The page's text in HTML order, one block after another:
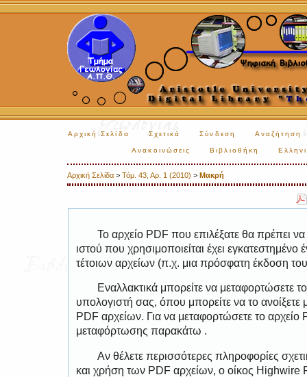
Αρχική Σελίδα Σχετικά Σύνδεση Αναζήτηση
Ανακοινώσεις Βιβλιοθήκη
Αρχική Σελίδα > Τόμ. 43, Αρ. 1 (2010) > Μακρή
Το αρχείο PDF που επιλέξατε θα πρέπει
ιστού που χρησιμοποιείται έχει
τέτοιων αρχείων (π.χ. μια πρόσφατη έκδοση
Εναλλακτικά μπορείτε να μεταφορτώσετε
υπολογιστή σας, όπου μπορείτε να το
PDF αρχείων. Για να μεταφορτώσετε το
μεταφόρτωσης παρακάτω .
Αν θέλετε περισσότερες πληροφορίες
και χρήση των PDF αρχείων, ο οίκος Highwire